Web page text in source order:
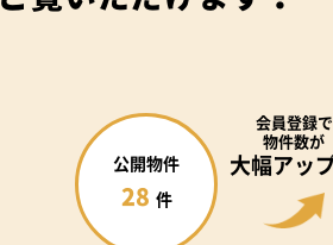
会員登録で
物件数が
大幅アッ
公開物件
28 件